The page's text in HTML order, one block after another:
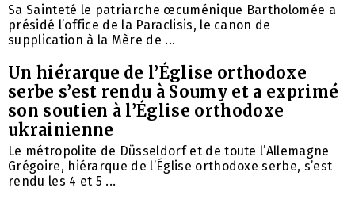
Sa Sainteté le patriarche œcuménique Bartholomée a
présidé l’office de la Paraclisis, le canon de
supplication à la Mère de ...
Un hiérarque de l’Église orthodoxe
serbe s’est rendu à Soumy et a exprimé
son soutien à l’Église orthodoxe
ukrainienne
Le métropolite de Düsseldorf et de toute l’Allemagne
Grégoire, hiérarque de l’Église orthodoxe serbe, s’est
rendu les 4 et 5 ...